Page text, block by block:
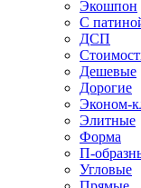
Экошпон
С
ДСП
Дешевые
Дорогие
Эконом-
Элитные
Форма
П-
Угловые